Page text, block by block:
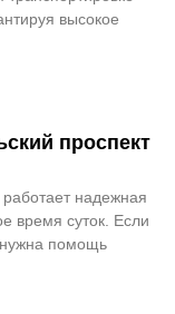
высокое
проспект
надежная
время суток. Если
помощь